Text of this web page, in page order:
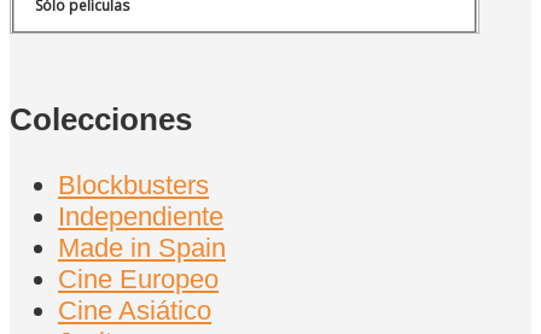
Sólo películas
Colecciones
Blockbusters
Independiente
Made in Spain
Cine Europeo
Cine Asiático